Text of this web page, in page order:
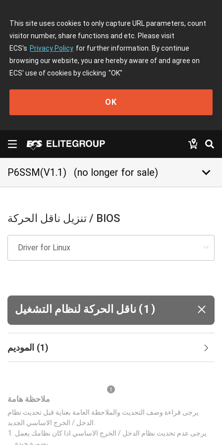
This site uses cookies to only capture URL parameters, count
visitor number, share functions and etc. Please visit
ECS's Privacy Policy for further information. By continue
browsing our website, you are hereby aware of and agree on
ECS' use of cookies by clicking "OK"
OK
P6SSM(V1.1) (no longer for sale) keyboard_arrow_down
تنزيل ناقل الحركة / BIOS
(1 )
الموديم (1)
ملاحظة هامة
يرجى قراءة وصف التحديث والملاحظة العامة بعناية قبل تحديث نظام
يرجى عدم تحديث نظام الدخل / الخرج الاساسي اذا كان نظامك يعمل